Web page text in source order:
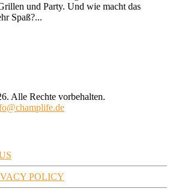
und Party. Und wie macht das
Spaß?...
Alle Rechte vorbehalten.
POLICY